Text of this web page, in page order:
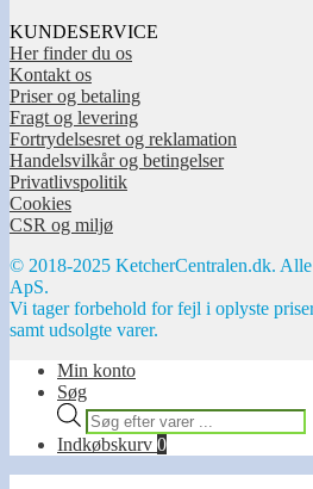
KUNDESERVICE
Her finder du os
Kontakt os
Priser og betaling
Fragt og levering
Fortrydelsesret og reklamation
Handelsvilkår og betingelser
Privatlivspolitik
Cookies
CSR og miljø
© 2018-2025 KetcherCentralen.dk.
ApS.
Vi tager forbehold for fejl i oplyste
samt udsolgte varer.
Min konto
Søg
Products
search
Indkøbskurv 0